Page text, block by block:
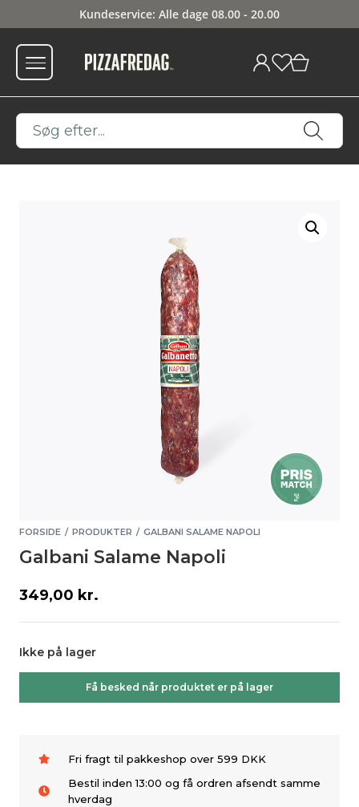
Kundeservice: Alle dage 08.00 - 20.00
FORSIDE / PRODUKTER / GALBANI SALAME NAPOLI
Galbani Salame Napoli
349,00 kr.
Ikke på lager
Få besked når produktet er på lager
Fri fragt til pakkeshop over 599 DKK
Bestil inden 13:00 og få ordren afsendt samme
hverdag